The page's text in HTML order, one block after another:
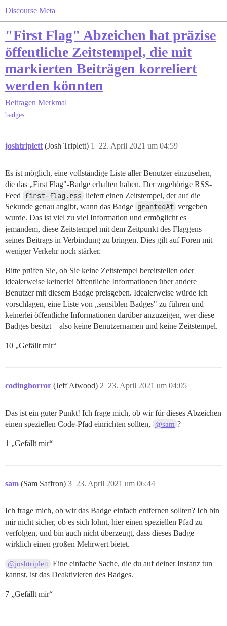
Discourse Meta
"First Flag" Abzeichen hat präzise
öffentliche Zeitstempel, die mit
markierten Beiträgen korreliert
werden könnten
Beitragen Merkmal
badges
joshtriplett (Josh Triplett) 22. April 2021 um 04:59
1
Es ist möglich, eine vollständige Liste aller Benutzer einzusehen,
die das „First Flag"-Badge erhalten haben. Der zugehörige RSS-
Feed first-flag.rss liefert einen Zeitstempel, der auf die
Sekunde genau angibt, wann das Badge grantedAt vergeben
wurde. Das ist viel zu viel Information und ermöglicht es
jemandem, diese Zeitstempel mit dem Zeitpunkt des Flaggens
seines Beitrags in Verbindung zu bringen. Dies gilt auf Foren mit
weniger Verkehr noch stärker.
Bitte prüfen Sie, ob Sie keine Zeitstempel bereitstellen oder
idealerweise keinerlei öffentliche Informationen über andere
Benutzer mit diesem Badge preisgeben. Idealerweise würde ich
vorschlagen, eine Liste von „sensiblen Badges" zu führen und
keinerlei öffentliche Informationen darüber anzuzeigen, wer diese
Badges besitzt – also keine Benutzernamen und keine Zeitstempel.
10 „Gefällt mir“
codinghorror (Jeff Atwood) 23. April 2021 um 04:05
2
Das ist ein guter Punkt! Ich frage mich, ob wir für dieses Abzeichen
einen speziellen Code-Pfad einrichten sollten,
@sam ?
1 „Gefällt mir“
sam (Sam Saffron) 23. April 2021 um 06:44
3
Ich frage mich, ob wir das Badge einfach entfernen sollten? Ich bin
mir nicht sicher, ob es sich lohnt, hier einen speziellen Pfad zu
verfolgen, und bin auch nicht überzeugt, dass dieses Badge
wirklich einen großen Mehrwert bietet.
@joshtriplett Eine einfache Sache, die du auf deiner Instanz tun
kannst, ist das Deaktivieren des Badges.
7 „Gefällt mir“